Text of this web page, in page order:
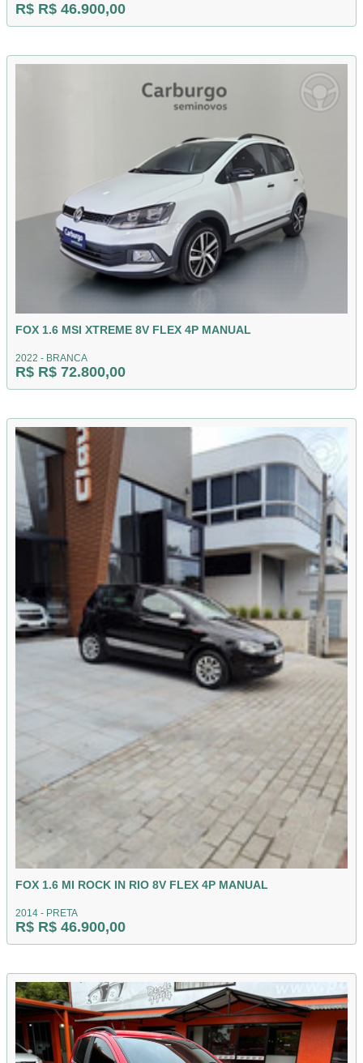
R$ R$ 46.900,00
FOX 1.6 MSI XTREME 8V FLEX 4P MANUAL
2022 - BRANCA
R$ R$ 72.800,00
FOX 1.6 MI ROCK IN RIO 8V FLEX 4P MANUAL
2014 - PRETA
R$ R$ 46.900,00